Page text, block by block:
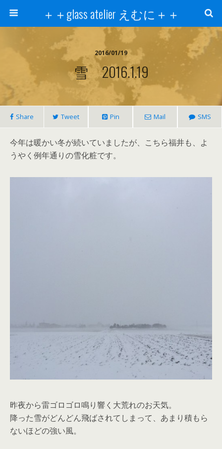
＋＋glass atelier えむに＋＋
2016/01/19
雪 2016.1.19
Share Tweet Pin Mail SMS
今年は暖かい冬が続いていましたが、こちら福井も、よ
うやく例年通りの雪化粧です。
昨夜から雷ゴロゴロ鳴り響く大荒れのお天気。
降った雪がどんどん飛ばされてしまって、あまり積もら
ないほどの強い風。